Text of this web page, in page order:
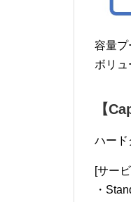
容量プ
ボリ
【
ハード
[サー
・